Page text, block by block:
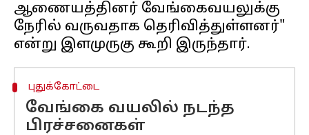
ஆணையத்தினர் வேங்கைவயலுக்கு
நேரில் வருவதாக தெரிவித்துள்ளனர்"
புதுக்கோட்டை
வேங்கை வயலில் நடந்த
பிரச்சனைகள்